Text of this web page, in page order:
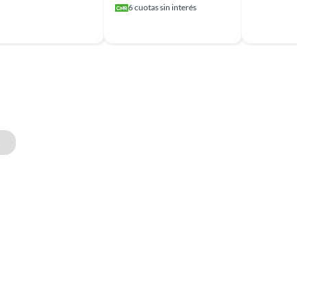
6cuotas sin interés